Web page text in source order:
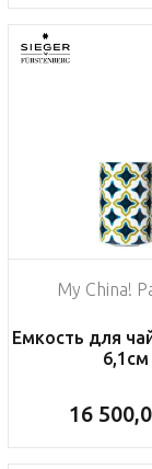
My China!
Емкость для
6,1см
16